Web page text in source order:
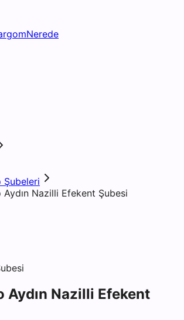
Şubeleri
Aydın Nazilli Efekent Şubesi
Aydın Nazilli Efekent